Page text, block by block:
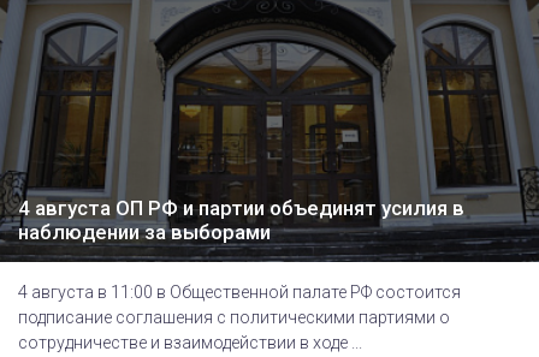
4 августа ОП РФ и партии объединят усилия в
наблюдении за выборами
4 августа в 11:00 в Общественной палате РФ состоится
подписание соглашения с политическими партиями о
сотрудничестве и взаимодействии в ходе ...